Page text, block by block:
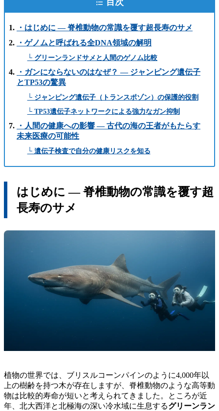
・はじめに ― 脊椎動物の常識を覆す超長寿のサメ
・ゲノムと呼ばれる全DNA領域の解明
└ グリーンランドサメと人間のゲノム比較
・ガンにならないのはなぜ？ ― ジャンピング遺伝子
とTP53の驚異
└ ジャンピング遺伝子（トランスポゾン）の保護的役割
└ TP53遺伝子ネットワークによる強力なガン抑制
・人間の健康への影響 ― 古代の海の王者がもたらす
未来医療の可能性
└ 遺伝子検査で自分の健康リスクを知る
はじめに ― 脊椎動物の常識を覆す超
長寿のサメ
植物の世界では、ブリスルコーンパインのように4,000年以
上の樹齢を持つ木が存在しますが、脊椎動物のような高等動
物は比較的寿命が短いと考えられてきました。ところが近
年、北大西洋と北極海の深い冷水域に生息するグリーンラン